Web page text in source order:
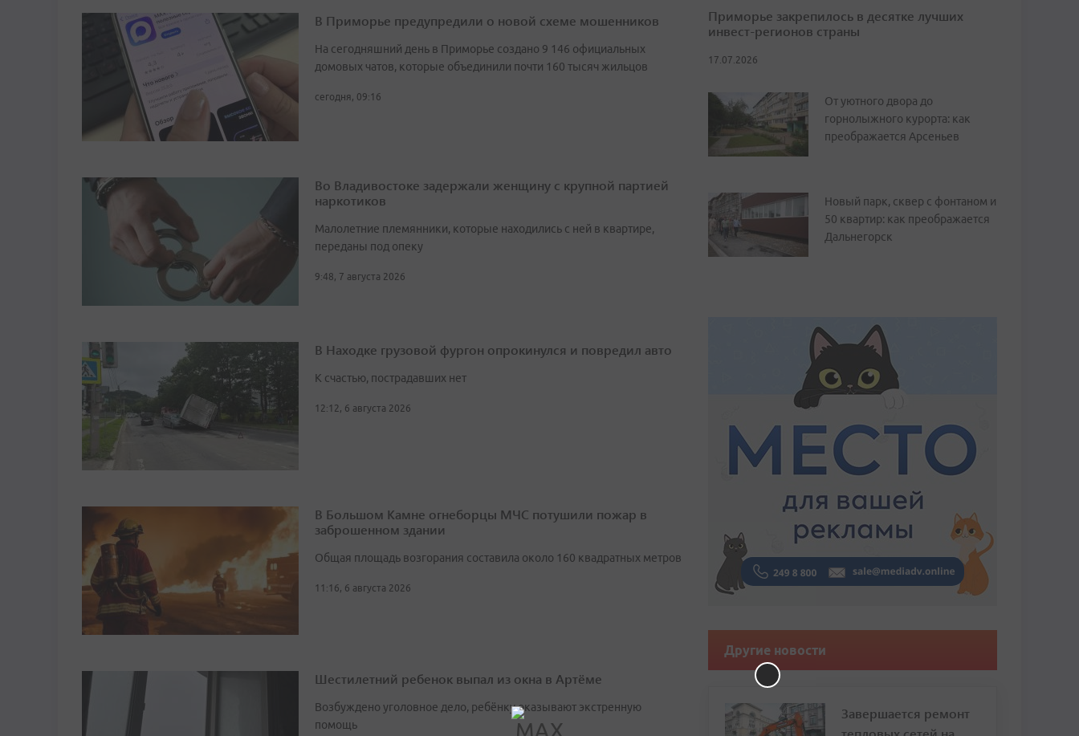
В Приморье предупредили о новой схеме мошенников
На сегодняшний день в Приморье создано 9 146 официальных
домовых чатов, которые объединили почти 160 тысяч жильцов
сегодня, 09:16
Во Владивостоке задержали женщину с крупной партией
наркотиков
Малолетние племянники, которые находились с ней в квартире,
переданы под опеку
9:48, 7 августа 2026
В Находке грузовой фургон опрокинулся и повредил авто
К счастью, пострадавших нет
12:12, 6 августа 2026
В Большом Камне огнеборцы МЧС потушили пожар в
заброшенном здании
Общая площадь возгорания составила около 160 квадратных метров
11:16, 6 августа 2026
Шестилетний ребенок выпал из окна в Артёме
Возбуждено уголовное дело, ребёнку оказывают экстренную
помощь
Приморье закрепилось в десятке лучших
инвест-регионов страны
17.07.2026
От уютного двора до
горнолыжного курорта: как
преображается Арсеньев
Новый парк, сквер с фонтаном и
50 квартир: как преображается
Дальнегорск
Другие новости
Завершается ремонт